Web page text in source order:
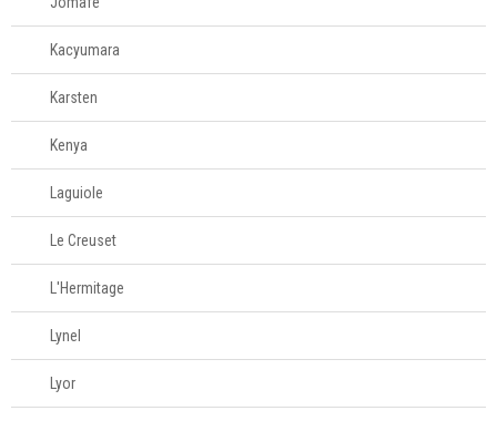
Kacyumara
Karsten
Kenya
Laguiole
Le Creuset
L'Hermitage
Lynel
Lyor